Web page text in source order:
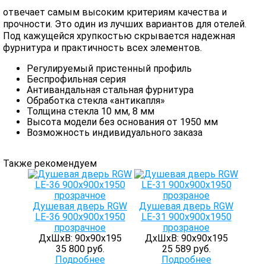
отвечает самым высоким критериям качества и
прочности. Это один из лучших вариантов для отелей.
Под кажущейся хрупкостью скрывается надежная
фурнитура и практичность всех элементов.
Регулируемый пристенный профиль
Беспрофильная серия
Антивандальная стальная фурнитура
Обработка стекла «антикапля»
Толщина стекла 10 мм, 8 мм
Высота модели без основания от 1950 мм
Возможность индивидуального заказа
Также рекомендуем
Душевая дверь RGW
LE-36 900х900х1950
прозрачное
ДхШхВ: 90х90х195
35 800 руб.
Подробнее
Душевая дверь RGW
LE-31 900х900х1950
прозраное
ДхШхВ: 90х90х195
25 589 руб.
Подробнее